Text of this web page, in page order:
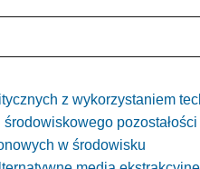
z wykorzystaniem
w środowisku